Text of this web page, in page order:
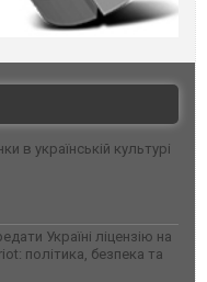
в українській культурі
Україні ліцензію на
політика, безпека та